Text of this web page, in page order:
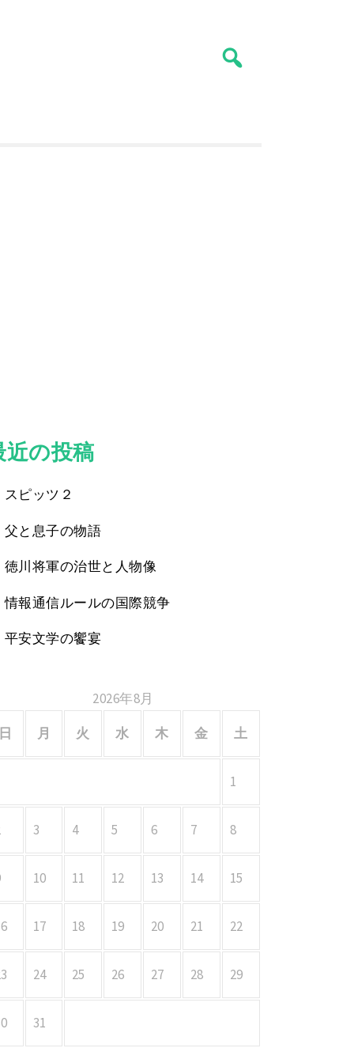
近の投稿
スピッツ２
父と息子の物語
徳川将軍の治世と人物像
情報通信ルールの国際競争
平安文学の饗宴
2026年8月
月 火 水 木 金 土
1
3 4 5 6 7 8
10 11 12 13 14 15
17 18 19 20 21 22
24 25 26 27 28 29
31